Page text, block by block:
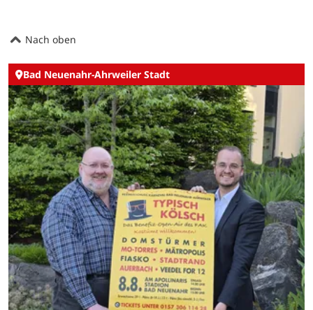
Nach oben
Bad Neuenahr-Ahrweiler Stadt